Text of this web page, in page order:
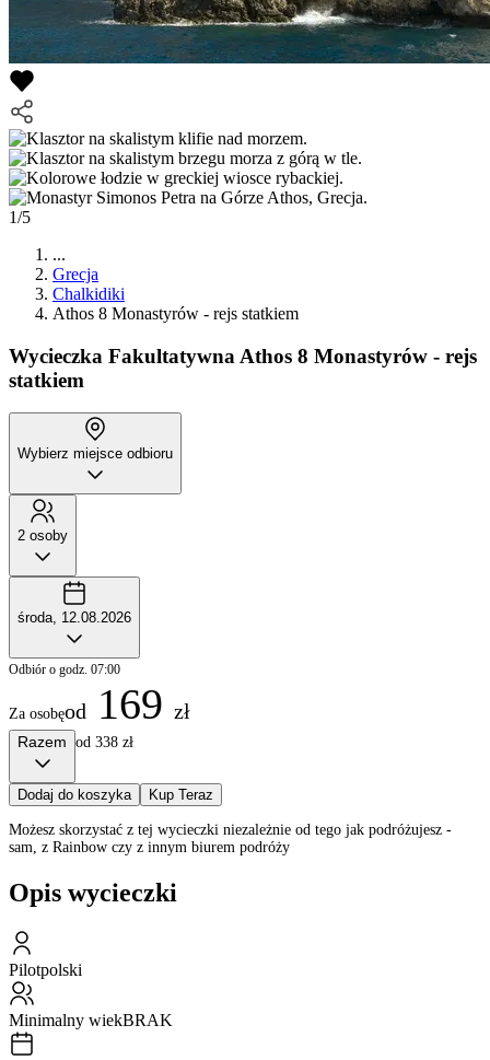
1/5
...
Grecja
Chalkidiki
Athos 8 Monastyrów - rejs statkiem
Wycieczka Fakultatywna Athos 8 Monastyrów - rejs
statkiem
Wybierz miejsce odbioru
2 osoby
środa, 12.08.2026
Odbiór o godz. 07:00
Za osobęod 169 zł
Razem od 338 zł
Dodaj do koszyka Kup Teraz
Możesz skorzystać z tej wycieczki niezależnie od tego jak podróżujesz -
sam, z Rainbow czy z innym biurem podróży
Opis wycieczki
Pilotpolski
Minimalny wiekBRAK